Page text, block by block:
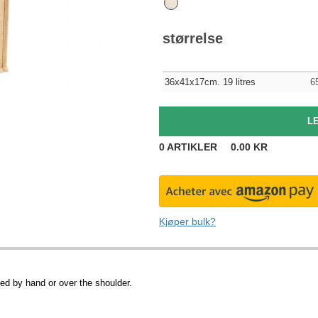
størrelse
36x41x17cm. 19 litres
0ARTIKLER 0.00 KR
Kjøper bulk?
by hand or over the shoulder.